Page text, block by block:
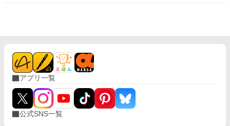
アプリ一覧
公式SNS一覧